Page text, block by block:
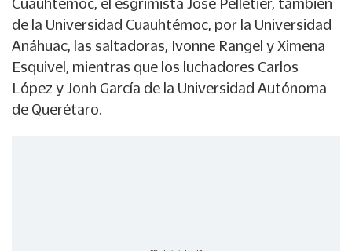
Cuauhtémoc, el esgrimista José Pelletier, también
de la Universidad Cuauhtémoc, por la Universidad
Anáhuac, las saltadoras, Ivonne Rangel y Ximena
Esquivel, mientras que los luchadores Carlos
López y Jonh García de la Universidad Autónoma
de Querétaro.